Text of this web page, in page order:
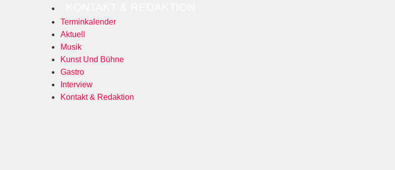
Terminkalender
Aktuell
Musik
Kunst Und Bühne
Gastro
Interview
Kontakt & Redaktion